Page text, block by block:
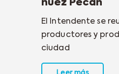
nuez Pecan
El Intendente se
productores y
ciudad